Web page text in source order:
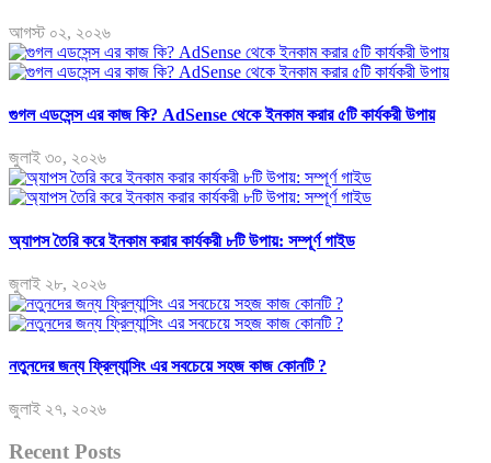
আগস্ট ০২, ২০২৬
গুগল এডসেন্স এর কাজ কি? AdSense থেকে ইনকাম করার ৫টি কার্যকরী উপায়
জুলাই ৩০, ২০২৬
অ্যাপস তৈরি করে ইনকাম করার কার্যকরী ৮টি উপায়: সম্পূর্ণ গাইড
জুলাই ২৮, ২০২৬
নতুনদের জন্য ফ্রিল্যান্সিং এর সবচেয়ে সহজ কাজ কোনটি ?
জুলাই ২৭, ২০২৬
Recent Posts